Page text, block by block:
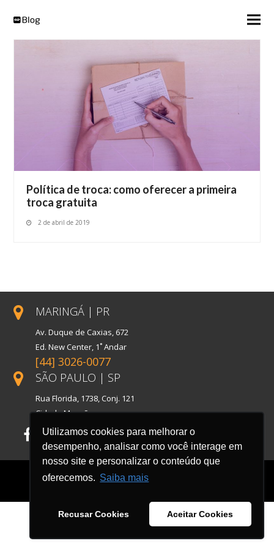
Utilizamos cookies para melhorar o
desempenho, analisar como você interage em
nosso site e personalizar o conteúdo que
oferecemos. Saiba mais
Recusar Cookies Aceitar Cookies
Política de troca: como oferecer a primeira
troca gratuita
2 de abril de 2019
MARINGÁ | PR
Av. Duque de Caxias, 672
Ed. New Center, 1˚ Andar
[44] 3026-0077
SÃO PAULO | SP
Rua Florida, 1738, Conj. 121
Cidade Monções
Facebook
LinkedIn
Instagram